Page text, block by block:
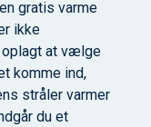
gratis varme
ikke
oplagt at vælge
komme ind,
stråler varmer
du et